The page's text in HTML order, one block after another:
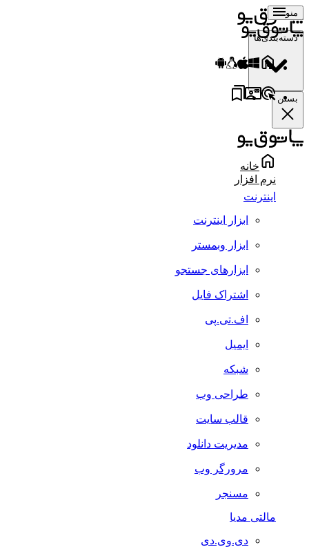
منو
دسته‌بندی‌ها
بستن
خانه
نرم افزار
اینترنت
ابزار اینترنت
ابزار وبمستر
ابزارهای جستجو
اشتراک فایل
اف.تی.پی
ایمیل
شبکه
طراحی وب
قالب سایت
مدیریت دانلود
مرورگر وب
مسنجر
مالتی مدیا
دی.وی.دی